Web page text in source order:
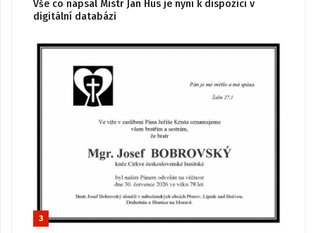
Vše co napsal Mistr Jan Hus je nyní k dispozici v
digitální databázi
3